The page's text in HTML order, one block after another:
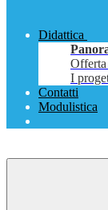
Didattica
I
Contatti
Modulistica